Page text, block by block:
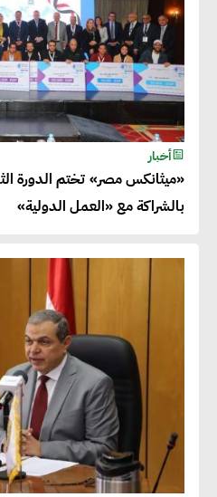
أخبار
«ميثانكس مصر» تختم الدورة
بالشراكة مع «العمل الدولية»